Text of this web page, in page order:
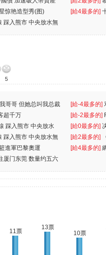
惊艳造型秀(图) [給4最多的]
踩入熊市 中央放水無
5
哥哥 但她总叫我总裁
[給-4最多的]
离
超千万 [給-2最多的]
踩入熊市 中央放水
[給0最多的]
踩入熊市 中央放水無 [給2最多的]
進軍巴黎奧運 [給4最多的]
厦门东莞 数量约五六
11票
13票
10票